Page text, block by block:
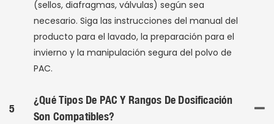
(sellos, diafragmas, válvulas) según sea
necesario. Siga las instrucciones del manual del
producto para el lavado, la preparación para el
invierno y la manipulación segura del polvo de
PAC.
5
¿Qué Tipos De PAC Y Rangos De Dosificación
Son Compatibles?